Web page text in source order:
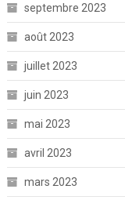
septembre 2023
août 2023
juillet 2023
juin 2023
mai 2023
avril 2023
mars 2023